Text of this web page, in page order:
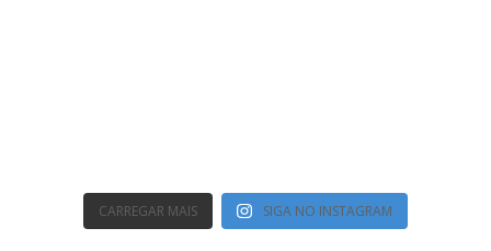
CARREGAR MAIS SIGA NO INSTAGRAM